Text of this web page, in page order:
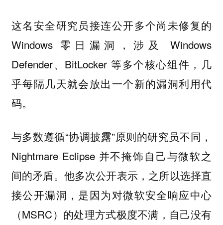
这名安全研究员接连公开多个尚未修复的
Windows 零日漏洞，涉及 Windows
Defender、BitLocker 等多个核心组件，几
乎每隔几天就会放出一个新的漏洞利用代
码。
与多数遵循“协调披露”原则的研究员不同，
Nightmare Eclipse 并不掩饰自己与微软之
间的矛盾。他多次公开表示，之所以选择直
接公开漏洞，是因为对微软安全响应中心
（MSRC）的处理方式极度不满，自己没有